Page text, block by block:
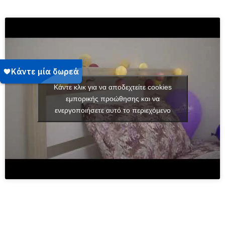
Κάντε κλικ για να αποδεχτείτε cookies
εμπορικής προώθησης και να
ενεργοποιήσετε αυτό το περιεχόμενο